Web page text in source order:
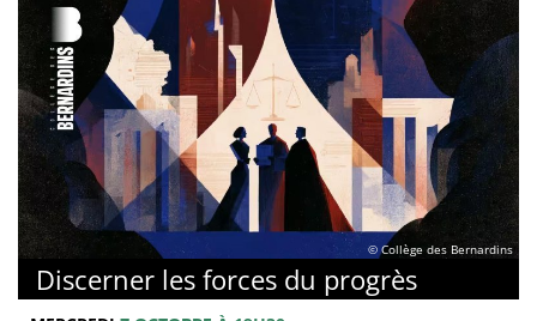
© Collège des Bernardins
Discerner les forces du progrès